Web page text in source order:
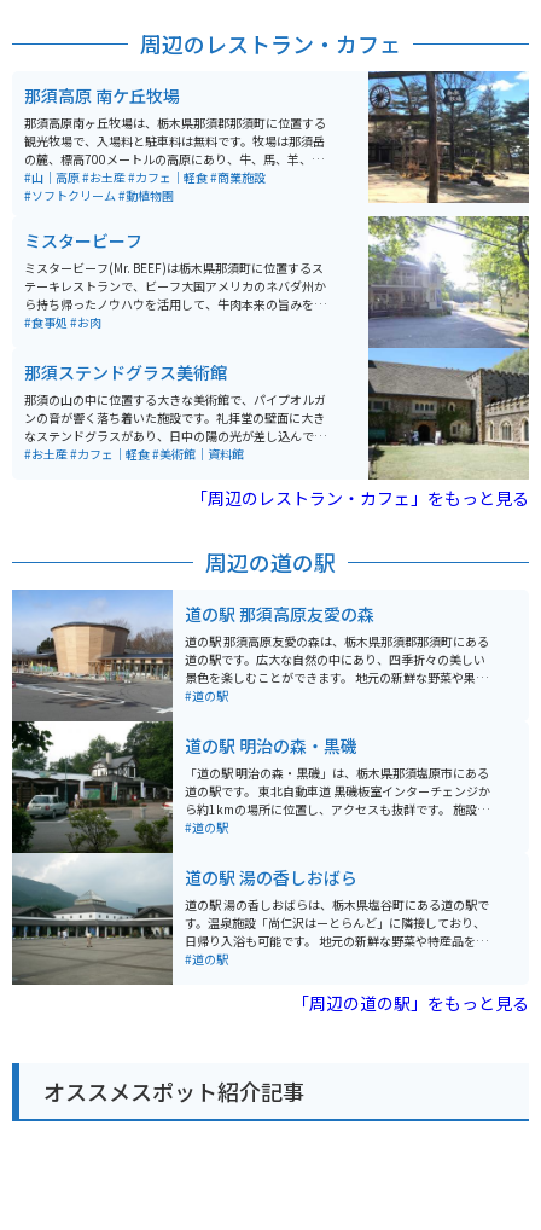
周辺のレストラン・カフェ
那須高原 南ケ丘牧場
那須高原南ヶ丘牧場は、栃木県那須郡那須町に位置する
観光牧場で、入場料と駐車料は無料です。牧場は那須岳
の麓、標高700メートルの高原にあり、牛、馬、羊、ロ
バなどの動物とのふれあいを楽しむことができます。昔
からある牧場の姿を損なわないよう、できる限り自然の
の希少なガーンジィ牛の恵みで作る乳製品の販売やアイ
スクリーム作り体験、おいしいグルメを楽しむことがで
きます。また、乗馬や「めぇ～めぇ～広場」と呼ばれる
エリアで動物と触れ合うことも可能です。さらに「お食
事処 庄屋」や「ジンギスカンハウスサンガ」、「つむじ
かふぇ」など、いくつかの食事処やカフェがあります。
～17:30で、アクセスについては、東北自動車道那須IC
から車で約15分、約11kmの距離にあります。入り口近
くにバイク専用駐車場もあります。
#山｜高原#お土産#カフェ｜軽食#商業施設
#ソフトクリーム#動植物園
ミスタービーフ
ミスタービーフ(Mr. BEEF)は栃木県那須町に位置するス
テーキレストランで、ビーフ大国アメリカのネバダ州か
ら持ち帰ったノウハウを活用して、牛肉本来の旨みを活
かしたビーフメニューが堪能できます。レストランはア
ツ・カット」まで個性的なメニューがありあります。お
洒落で落ち着きあるレトロモダンアメリカの店内で、流
れるブルースとともに、ゆったりとした時間を過ごせる
空間になっています。 営業時間はランチが11:30～15:0
0、ディナーが17:00～21:00です。休業日は毎週火曜日
#食事処 #お肉
那須ステンドグラス美術館
那須の山の中に位置する大きな美術館で、パイプオルガ
ンの音が響く落ち着いた施設です。礼拝堂の壁面に大き
なステンドグラスがあり、日中の陽の光が差し込んでキ
ラキラと輝く様子が圧巻です。 季節によってイベントが
クにもガラス細工が施されていたり、関内いたるところ
にステンドグラスを使用したものが展示されていたり
#お土産#カフェ｜軽食#美術館｜資料館
「周辺のレストラン・カフェ」をもっと見る
周辺の道の駅
道の駅 那須高原友愛の森
道の駅 那須高原友愛の森は、栃木県那須郡那須町にある
道の駅です。広大な自然の中にあり、四季折々の美しい
景色を楽しむことができます。 地元の新鮮な野菜や果物
をはじめ、お土産や特産品を販売するショップや、レス
場合、駐車場も広く、休憩場所としても最適です。周辺
には、那須高原の観光スポットがたくさんあるので、ツ
ーリングの拠点としてもおすすめです。 那須高原は、温
泉や遊園地、美術館など、見どころ満載のエリアです。
道の駅 那須高原友愛の森で、情報収集をしてから、観光
#道の駅
道の駅 明治の森・黒磯
「道の駅 明治の森・黒磯」は、栃木県那須塩原市にある
道の駅です。 東北自動車道 黒磯板室インターチェンジか
ら約1kmの場所に位置し、アクセスも抜群です。 施設内
には、地元の新鮮な野菜や果物を販売する農産物直売所
す。 濃厚でコクのある味わいは、一度食べたら忘れられ
ない美味しさです。 また、道の駅に隣接して、明治時代
に開拓が始まった「明治の森・黒磯」が広がっていま
す。 園内には、当時の面影を残すレンガ造りの建物や、
美しい自然を楽しむことができる遊歩道などがあり、散
など、観光スポットも充実しており、ツーリングの拠点
#道の駅
道の駅 湯の香しおばら
道の駅 湯の香しおばらは、栃木県塩谷町にある道の駅で
す。温泉施設「尚仁沢はーとらんど」に隣接しており、
日帰り入浴も可能です。 地元の新鮮な野菜や特産品を販
売する直売所、そばやうどんが味わえる食事処がありま
すので安心です。周辺には、尚仁沢湧水や鶏頂山など自
でしょうか。
#道の駅
「周辺の道の駅」をもっと見る
オススメスポット紹介記事